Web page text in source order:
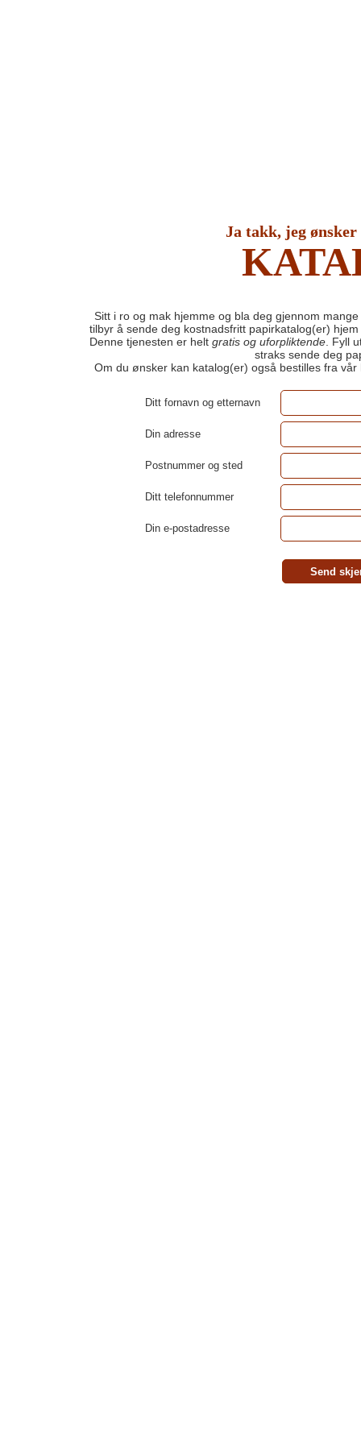
Ja takk, jeg
Sitt i ro og mak hjemme og bla deg gjennom
tilbyr å sende deg kostnadsfritt papirkatalog(er)
Denne tjenesten er helt gratis og uforpliktende . Fyll
straks sende deg
Om du ønsker kan katalog(er) også bestilles fra
Ditt fornavn og etternavn
Din adresse
Postnummer og sted
Ditt telefonnummer
Din e-postadresse